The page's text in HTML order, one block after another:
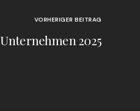
VORHERIGER BEITRAG
2025